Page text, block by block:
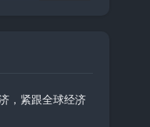
，紧跟全球经济